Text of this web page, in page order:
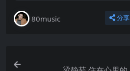
80music 分享